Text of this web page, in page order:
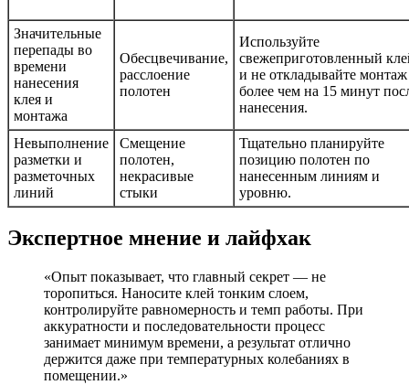
Значительные
перепады во
времени
нанесения
клея и
монтажа
Обесцвечивание,
расслоение
полотен
Используйте
свежеприготовленный
и не откладывайте монтаж
более чем на 15 минут
нанесения.
Невыполнение
разметки и
разметочных
линий
Смещение
полотен,
некрасивые
стыки
Тщательно планируйте
позицию полотен по
нанесенным линиям и
уровню.
Экспертное мнение и лайфхак
«Опыт показывает, что главный секрет — не
торопиться. Наносите клей тонким слоем,
контролируйте равномерность и темп работы. При
аккуратности и последовательности процесс
занимает минимум времени, а результат отлично
держится даже при температурных колебаниях в
помещении.»